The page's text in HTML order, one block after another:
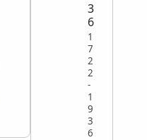
3
6
1
7
2
2
-
1
9
3
6